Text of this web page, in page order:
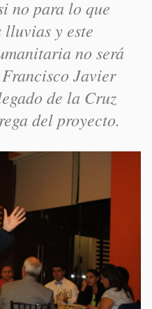
no para lo que
lluvias y este
no será
Javier
de la Cruz
del proyecto.